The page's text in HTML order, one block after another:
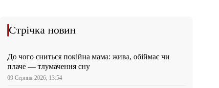
Стрічка новин
До чого сниться покійна мама: жива, обіймає чи
плаче — тлумачення сну
09 Серпня 2026, 13:54